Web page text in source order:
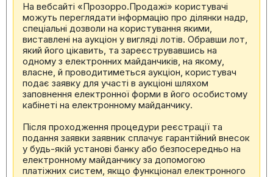
На вебсайті «Прозорро.Продажі» користувачі
можуть переглядати інформацію про ділянки надр,
спеціальні дозволи на користування якими,
виставлені на аукціон у вигляді лотів. Обравши лот,
який його цікавить, та зареєструвавшись на
одному з електронних майданчиків, на якому,
власне, й проводитиметься аукціон, користувач
подає заявку для участі в аукціоні шляхом
заповнення електронної форми в його особистому
кабінеті на електронному майданчику.
Після проходження процедури реєстрації та
подання заявки заявник сплачує гарантійний внесок
у будь-якій установі банку або безпосередньо на
електронному майданчику за допомогою
платіжних систем, якщо функціонал електронного